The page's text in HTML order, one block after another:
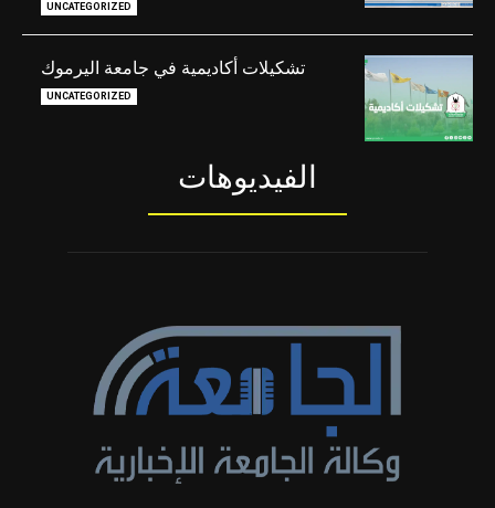
UNCATEGORIZED
تشكيلات أكاديمية في جامعة اليرموك
UNCATEGORIZED
الفيديوهات